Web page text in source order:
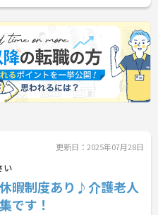
更新日：2025年07月28日
い
休暇制度あり♪介護老人
です！